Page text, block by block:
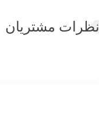
نظرات مشتریان